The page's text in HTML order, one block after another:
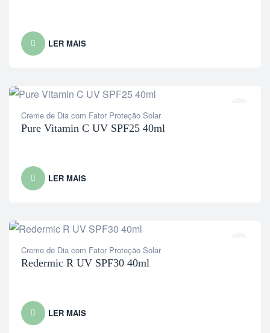
LER MAIS
Creme de Dia com Fator Proteção Solar
Pure Vitamin C UV SPF25 40ml
LER MAIS
Creme de Dia com Fator Proteção Solar
Redermic R UV SPF30 40ml
LER MAIS